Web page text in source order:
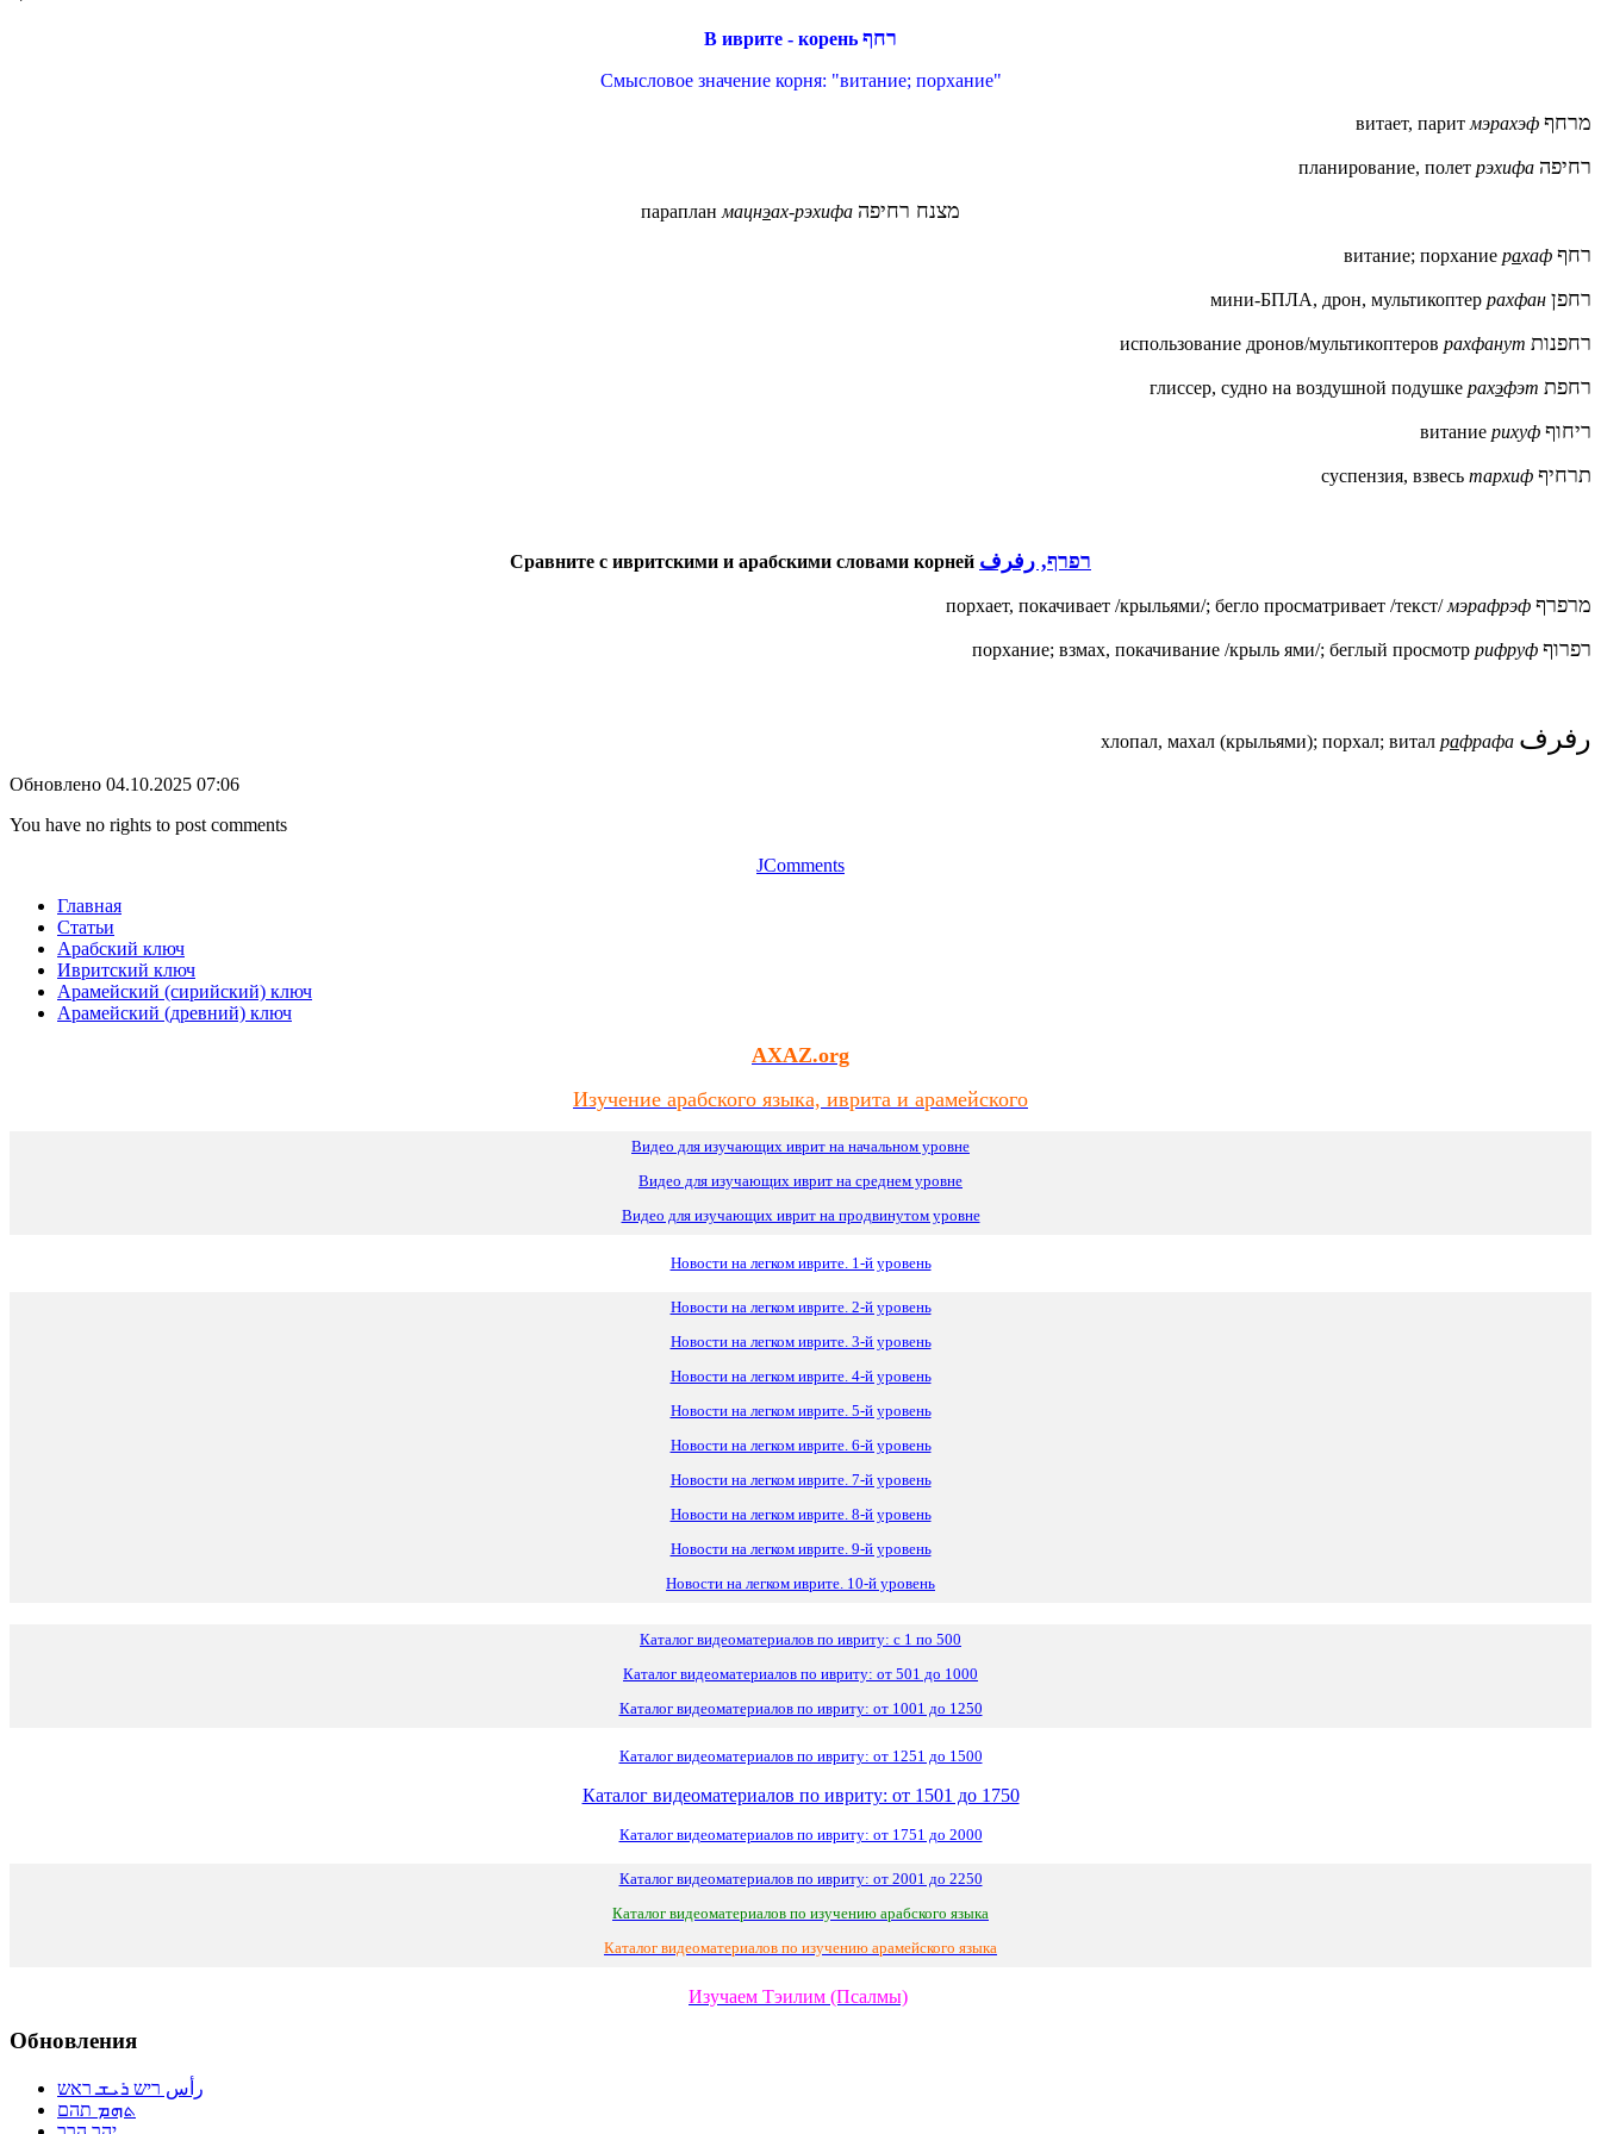
В иврите - корень רחף
Смысловое значение корня: "витание; порхание"
витает, парит мэрахэф מרחף
планирование, полет рэхифа רחיפה
параплан мацнэах-рэхифа מצנח רחיפה
витание; порхание рахаф רחף
мини-БПЛА, дрон, мультикоптер рахфан רחפן
использование дронов/мультикоптеров рахфанут רחפנות
глиссер, судно на воздушной подушке рахэфэт רחפת
витание рихуф ריחוף
суспензия, взвесь тархиф תרחיף
Сравните с ивритскими и арабскими словами корней רפרף, رفرف
порхает, покачивает /крыльями/; бегло просматривает /текст/ мэрафрэф מרפרף
порхание; взмах, покачивание /крыль ями/; беглый просмотр рифруф רפרוף
хлопал, махал (крыльями); порхал; витал рафрафа رفرف
Обновлено 04.10.2025 07:06
You have no rights to post comments
JComments
Главная
Статьи
Арабский ключ
Ивритский ключ
Арамейский (сирийский) ключ
Арамейский (древний) ключ
AXAZ.org
Изучение арабского языка, иврита и арамейского
Видео для изучающих иврит на начальном уровне
Видео для изучающих иврит на среднем уровне
Видео для изучающих иврит на продвинутом уровне
Новости на легком иврите. 1-й уровень
Новости на легком иврите. 2-й уровень
Новости на легком иврите. 3-й уровень
Новости на легком иврите. 4-й уровень
Новости на легком иврите. 5-й уровень
Новости на легком иврите. 6-й уровень
Новости на легком иврите. 7-й уровень
Новости на легком иврите. 8-й уровень
Новости на легком иврите. 9-й уровень
Новости на легком иврите. 10-й уровень
Каталог видеоматериалов по ивриту: с 1 по 500
Каталог видеоматериалов по ивриту: от 501 до 1000
Каталог видеоматериалов по ивриту: от 1001 до 1250
Каталог видеоматериалов по ивриту: от 1251 до 1500
Каталог видеоматериалов по ивриту: от 1501 до 1750
Каталог видеоматериалов по ивриту: от 1751 до 2000
Каталог видеоматериалов по ивриту: от 2001 до 2250
Каталог видеоматериалов по изучению арабского языка
Каталог видеоматериалов по изучению арамейского языка
Изучаем Тэилим (Псалмы)
Обновления
رأس ריש ܪܝܫ ראש
ܬܗܡ תהם